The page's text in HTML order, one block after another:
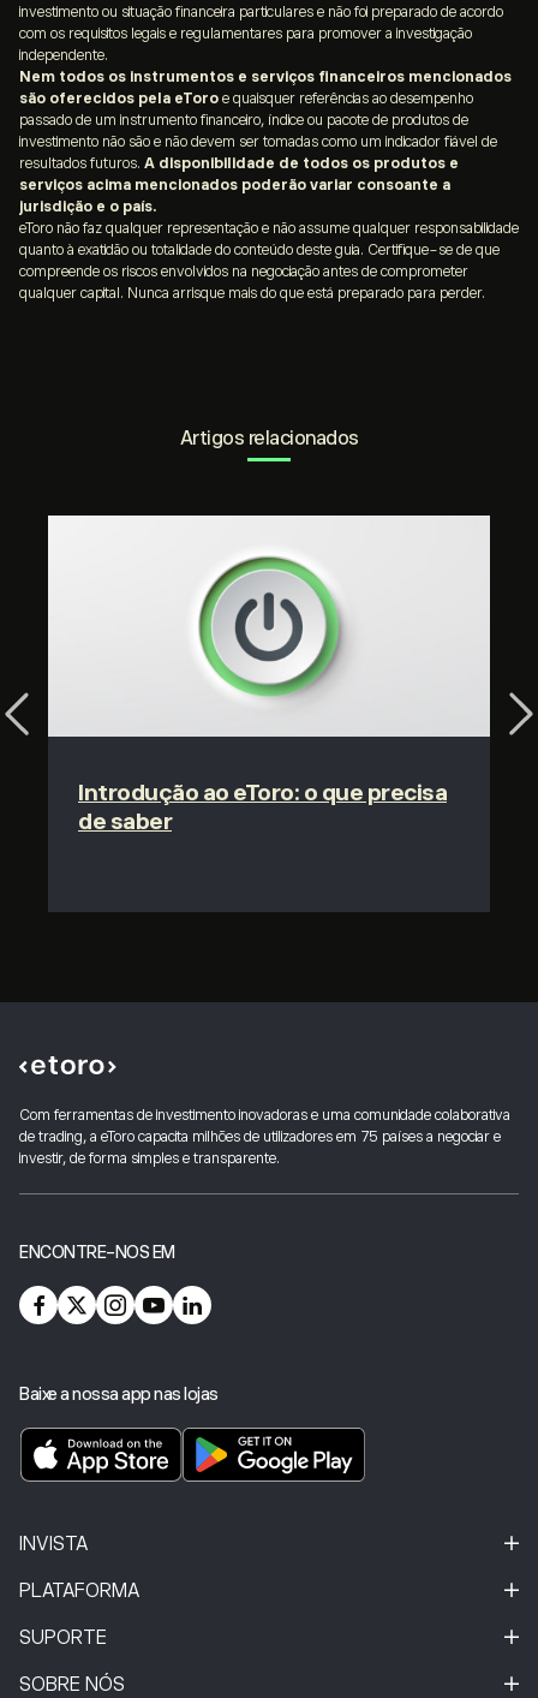
aumentar, às vezes drasticamente.
mercado.
aberta. Às vezes, podem ser implementadas restrições
ad hoc nas vendas a descoberto, durante períodos de
dificuldades nos mercados, num esforço para restaurar
a estabilidade do sistema
investimento ou situação financeira particulares e não foi preparado de acordo
com os requisitos legais e regulamentares para promover a investigação
independente.
Nem todos os instrumentos e serviços financeiros mencionados
são oferecidos pela eToro e quaisquer referências ao desempenho
passado de um instrumento financeiro, índice ou pacote de produtos de
investimento não são e não devem ser tomadas como um indicador fiável de
resultados futuros. A disponibilidade de todos os produtos e
serviços acima mencionados poderão variar consoante a
jurisdição e o país.
eToro não faz qualquer representação e não assume qualquer responsabilidade
quanto à exatidão ou totalidade do conteúdo deste guia. Certifique-se de que
compreende os riscos envolvidos na negociação antes de comprometer
qualquer capital. Nunca arrisque mais do que está preparado para perder.
Artigos relacionados
Previous
Introdução ao eToro: o que precisa
de saber
Com ferramentas de investimento inovadoras e uma comunidade colaborativa
de trading, a eToro capacita milhões de utilizadores em 75 países a negociar e
investir, de forma simples e transparente.
ENCONTRE-NOS EM
Baixe a nossa app nas lojas
INVISTA
PLATAFORMA
SUPORTE
SOBRE NÓS